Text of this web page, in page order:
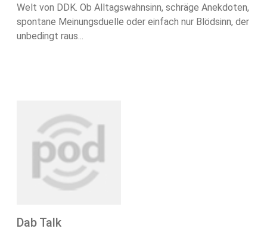
Welt von DDK. Ob Alltagswahnsinn, schräge Anekdoten,
spontane Meinungsduelle oder einfach nur Blödsinn, der
unbedingt raus...
Dab Talk